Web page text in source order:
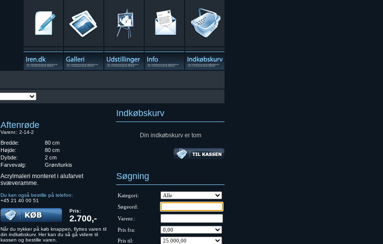
Aftenrøde
Varenr.: 2-14-2
Bredde:
80 cm
Højde:
80 cm
Dybde:
2 cm
Farvevalg:
Grøn/turkis
Acrylmaleri monteret i alufarvet
svæveramme.
Du kan også bestille på telefon:
+45 21 40 00 51
Pris:
2.700,-
Når du trykker på køb knappen, flyttes varen til
din indkøbskurv. Her kan du så gå videre til
kassen og bestille varen.
Indkøbskurv
Din indkøbskurv er tom
Søgning
Kategori:
Søgeord:
Varenr.:
Pris fra:
Pris til: